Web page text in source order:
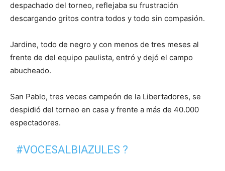
despachado del torneo, reflejaba su frustración
descargando gritos contra todos y todo sin compasión.
Jardine, todo de negro y con menos de tres meses al
frente de del equipo paulista, entró y dejó el campo
abucheado.
San Pablo, tres veces campeón de la Libertadores, se
despidió del torneo en casa y frente a más de 40.000
espectadores.
#VOCESALBIAZULES ?️